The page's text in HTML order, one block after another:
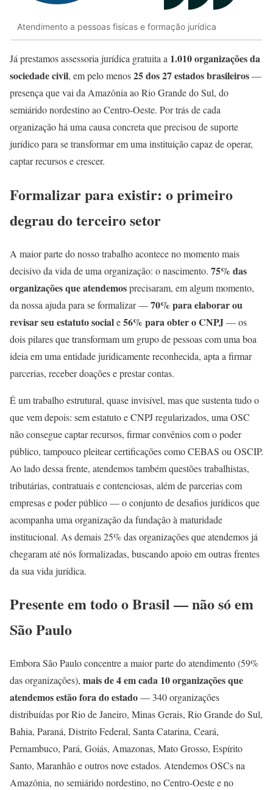
Atendimento a pessoas fisícas e formação jurídica
Já prestamos assessoria jurídica gratuita a 1.010 organizações da
sociedade civil, em pelo menos25 dos 27 estados brasileiros—
presença que vai da Amazônia ao Rio Grande do Sul, do
semiárido nordestino ao Centro-Oeste. Por trás de cada
organização há uma causa concreta que precisou de suporte
jurídico para se transformar em uma instituição capaz de operar,
captar recursos e crescer.
Formalizar para existir: o primeiro
degrau do terceiro setor
A maior parte do nosso trabalho acontece no momento mais
decisivo da vida de uma organização: o nascimento. 75% das
organizações que atendemosprecisaram, em algum momento,
da nossa ajuda para se formalizar —70% para elaborar ou
revisar seu estatuto sociale56% para obter o CNPJ— os
dois pilares que transformam um grupo de pessoas com uma boa
ideia em uma entidade juridicamente reconhecida, apta a firmar
parcerias, receber doações e prestar contas.
É um trabalho estrutural, quase invisível, mas que sustenta tudo o
que vem depois: sem estatuto e CNPJ regularizados, uma OSC
não consegue captar recursos, firmar convênios com o poder
público, tampouco pleitear certificações como CEBAS ou OSCIP.
Ao lado dessa frente, atendemos também questões trabalhistas,
tributárias, contratuais e contenciosas, além de parcerias com
empresas e poder público — o conjunto de desafios jurídicos que
acompanha uma organização da fundação à maturidade
institucional. As demais 25% das organizações que atendemos já
chegaram até nós formalizadas, buscando apoio em outras frentes
da sua vida jurídica.
Presente em todo o Brasil — não só em
São Paulo
Embora São Paulo concentre a maior parte do atendimento (59%
das organizações), mais de 4 em cada 10 organizações que
atendemos estão fora do estado— 340 organizações
distribuídas por Rio de Janeiro, Minas Gerais, Rio Grande do Sul,
Bahia, Paraná, Distrito Federal, Santa Catarina, Ceará,
Pernambuco, Pará, Goiás, Amazonas, Mato Grosso, Espírito
Santo, Maranhão e outros nove estados. Atendemos OSCs na
Amazônia, no semiárido nordestino, no Centro-Oeste e no